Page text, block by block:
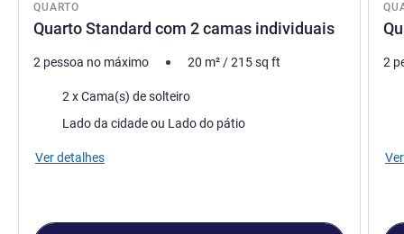
QUARTO
Quarto Standard com 2 camas individuais
2 pessoa no máximo 20 m²/215sq ft
Cama2 x Cama(s) de solteiro
Vistas:
Lado da cidade ou Lado do pátio
Ver detalhes
2